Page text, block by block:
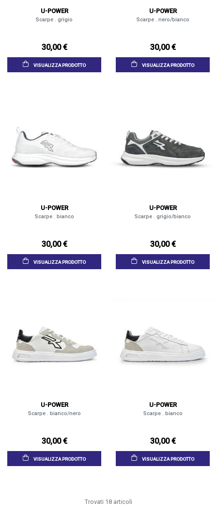
U-POWER
Scarpe . grigio
30,00 €
VISUALIZZA PRODOTTO
U-POWER
Scarpe . nero/bianco
30,00 €
VISUALIZZA PRODOTTO
U-POWER
Scarpe . bianco
30,00 €
VISUALIZZA PRODOTTO
U-POWER
Scarpe . grigio/bianco
30,00 €
VISUALIZZA PRODOTTO
U-POWER
Scarpe . bianco/nero
30,00 €
VISUALIZZA PRODOTTO
U-POWER
Scarpe . bianco
30,00 €
VISUALIZZA PRODOTTO
Trovati 18 articoli